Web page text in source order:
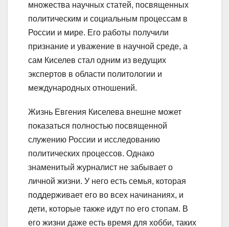
множества научных статей, посвященных
политическим и социальным процессам в
России и мире. Его работы получили
признание и уважение в научной среде, а
сам Киселев стал одним из ведущих
экспертов в области политологии и
международных отношений.
Жизнь Евгения Киселева внешне может
показаться полностью посвященной
служению России и исследованию
политических процессов. Однако
знаменитый журналист не забывает о
личной жизни. У него есть семья, которая
поддерживает его во всех начинаниях, и
дети, которые также идут по его стопам. В
его жизни даже есть время для хобби, таких